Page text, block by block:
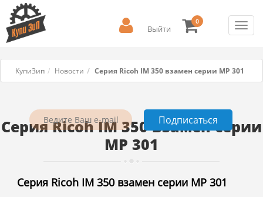
Выйти
0
КупиЗип Новости Серия Ricoh IM 350 взамен серии MP 301
Серия Ricoh IM 350 взамен серии
MP 301
Серия Ricoh IM 350 взамен серии MP 301